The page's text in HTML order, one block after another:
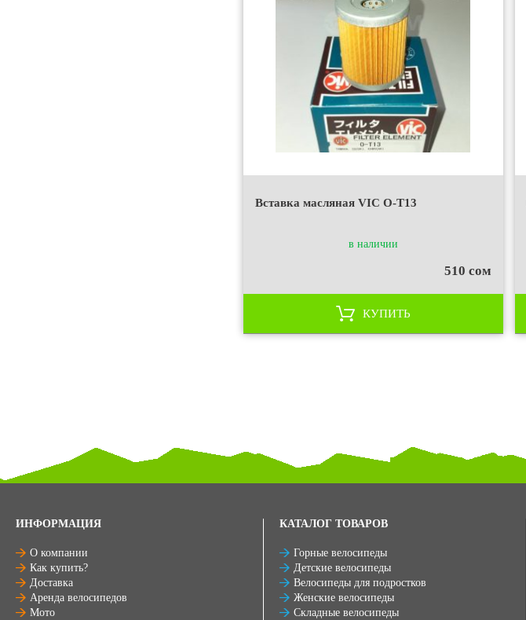
Вставка масляная VIC O-T13
в наличии
510 сом
КУПИТЬ
ИНФОРМАЦИЯ
О компании
Как купить?
Доставка
Аренда велосипедов
Мото
КАТАЛОГ ТОВАРОВ
Горные велосипеды
Детские велосипеды
Велосипеды для подростков
Женские велосипеды
Складные велосипеды